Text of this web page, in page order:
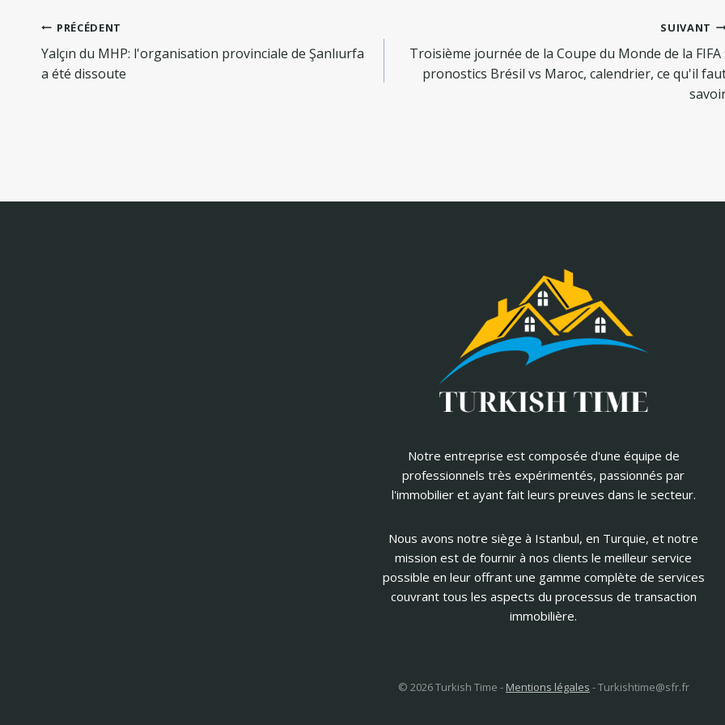
Navigation
de
l’article
PRÉCÉDENT
Yalçın du MHP: l'organisation provinciale de Şanlıurfa
a été dissoute
SUIVANT
Troisième journée de la Coupe du Monde de la FIFA :
pronostics Brésil vs Maroc, calendrier, ce qu'il
Notre entreprise est composée d'une équipe de
professionnels très expérimentés, passionnés par
l'immobilier et ayant fait leurs preuves dans le secteur.
Nous avons notre siège à Istanbul, en Turquie, et notre
mission est de fournir à nos clients le meilleur service
possible en leur offrant une gamme complète de services
couvrant tous les aspects du processus de transaction
immobilière.
© 2026 Turkish Time - Mentions légales -Turkishtime@sfr.fr